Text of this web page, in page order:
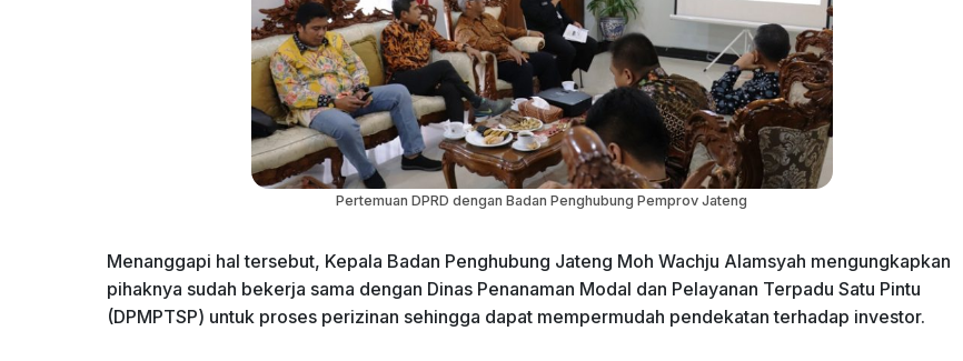
Pertemuan DPRD dengan Badan Penghubung Pemprov Jateng
Menanggapi hal tersebut, Kepala Badan Penghubung Jateng Moh Wachju Alamsyah mengungkapkan
pihaknya sudah bekerja sama dengan Dinas Penanaman Modal dan Pelayanan Terpadu Satu Pintu
(DPMPTSP) untuk proses perizinan sehingga dapat mempermudah pendekatan terhadap investor.